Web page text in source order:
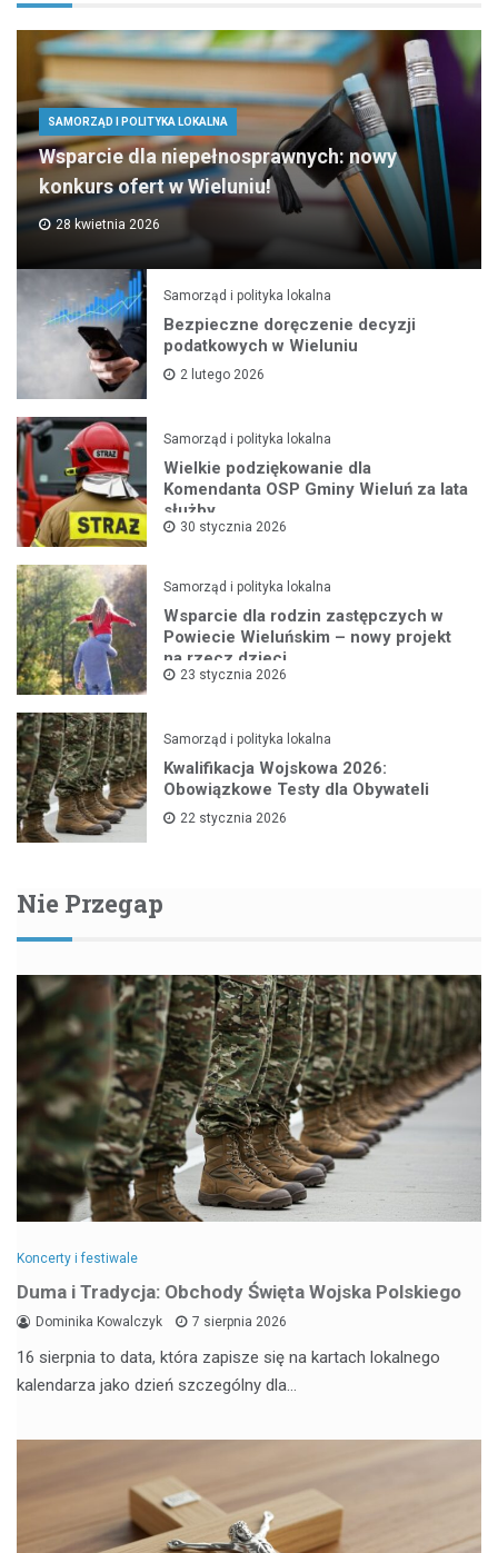
SAMORZĄD I POLITYKA LOKALNA
Wsparcie dla niepełnosprawnych: nowy
konkurs ofert w Wieluniu!
28 kwietnia 2026
Samorząd i polityka lokalna
Bezpieczne doręczenie decyzji
podatkowych w Wieluniu
2 lutego 2026
Samorząd i polityka lokalna
Wielkie podziękowanie dla
Komendanta OSP Gminy Wieluń za lata
służby
30 stycznia 2026
Samorząd i polityka lokalna
Wsparcie dla rodzin zastępczych w
Powiecie Wieluńskim – nowy projekt
na rzecz dzieci
23 stycznia 2026
Samorząd i polityka lokalna
Kwalifikacja Wojskowa 2026:
Obowiązkowe Testy dla Obywateli
22 stycznia 2026
Nie Przegap
Koncerty i festiwale
Duma i Tradycja: Obchody Święta Wojska Polskiego
Dominika Kowalczyk 7 sierpnia 2026
16 sierpnia to data, która zapisze się na kartach lokalnego
kalendarza jako dzień szczególny dla…